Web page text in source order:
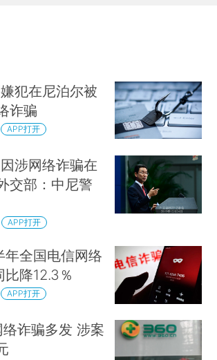
犯在尼泊尔被
诈骗
APP打开
涉网络诈骗在
交部：中尼警
APP打开
年全国电信网络
降12.3％
APP打开
诈骗多发 涉案